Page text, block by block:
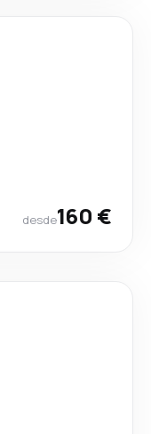
desde160 €